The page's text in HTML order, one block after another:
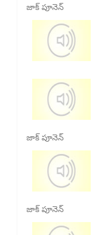
జాక్ పూనెన్
జాక్ పూనెన్
జాక్ పూనెన్